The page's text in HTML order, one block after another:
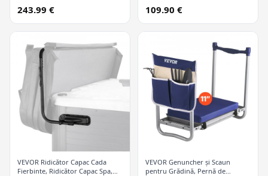
CP, 1 Difuzor și Furtun Cântărit
30.5 m, Pompă Aerare Iaz
Exterior pentru Circulație Oxigen
Apă Profundă
243.99 €
și Paie pentru Gazon și Grădină
cu Clanțe Laterale, Coș Plasă Oțel
Acoperit cu Praf pentru
Răspândire Balegă, Sol Vegetal,
109.90 €
VEVOR Ridicător Capac Cada
Fierbinte, Ridicător Capac Spa,
VEVOR Genuncher și Scaun
pentru Grădină, Pernă de